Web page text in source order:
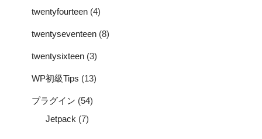
twentyfourteen (4)
twentyseventeen (8)
twentysixteen (3)
WP初級Tips (13)
プラグイン (54)
Jetpack (7)